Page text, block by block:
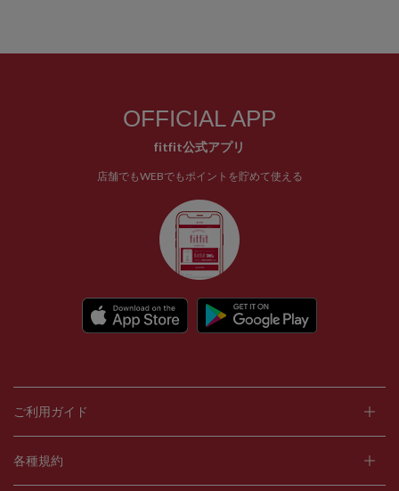
OFFICIAL APP
fitfit公式アプリ
店舗でもWEBでもポイントを貯めて使える
ご利用ガイド
各種規約